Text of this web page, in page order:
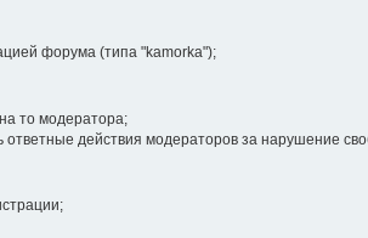
форума (типа "kamorka");
то модератора;
действия модераторов за нарушение